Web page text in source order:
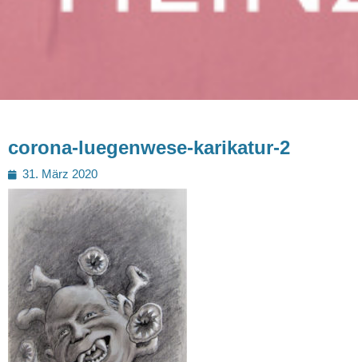
corona-luegenwese-karikatur-2
Posted
on
31. März 2020